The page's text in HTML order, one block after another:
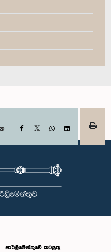
Facebook
WhatsAppLinkedIn
පාර්ලිමේන්තුවේ කටයුතු